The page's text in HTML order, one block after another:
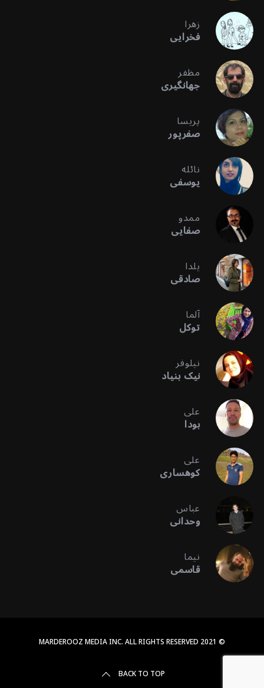
زهرا
فخرایی
مظفر
جهانگیری
پریسا
صفرپور
نائله
یوسفی
ممدو
صفایی
یلدا
صادقی
آلما
توکل
نیلوفر
نیک بنیاد
علی
بودا
علی
کوهساری
عباس
وحدانی
نیما
قاسمی
© 2021 MARDEROOZ MEDIA INC. ALL RIGHTS RESERVED
BACK TO TOP